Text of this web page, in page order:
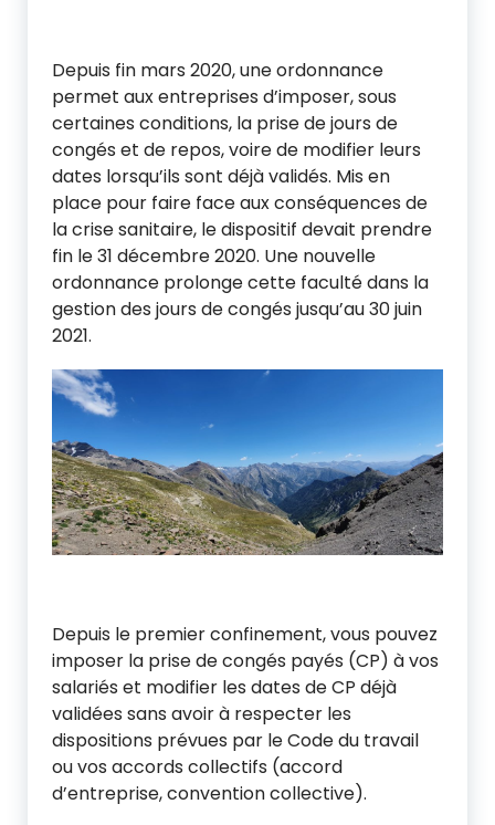
Depuis fin mars 2020, une ordonnance
permet aux entreprises d’imposer, sous
certaines conditions, la prise de jours de
congés et de repos, voire de modifier leurs
dates lorsqu’ils sont déjà validés. Mis en
place pour faire face aux conséquences de
la crise sanitaire, le dispositif devait prendre
fin le 31 décembre 2020. Une nouvelle
ordonnance prolonge cette faculté dans la
gestion des jours de congés jusqu’au 30 juin
2021.
Depuis le premier confinement, vous pouvez
imposer la prise de congés payés (CP) à vos
salariés et modifier les dates de CP déjà
validées sans avoir à respecter les
dispositions prévues par le Code du travail
ou vos accords collectifs (accord
d’entreprise, convention collective).